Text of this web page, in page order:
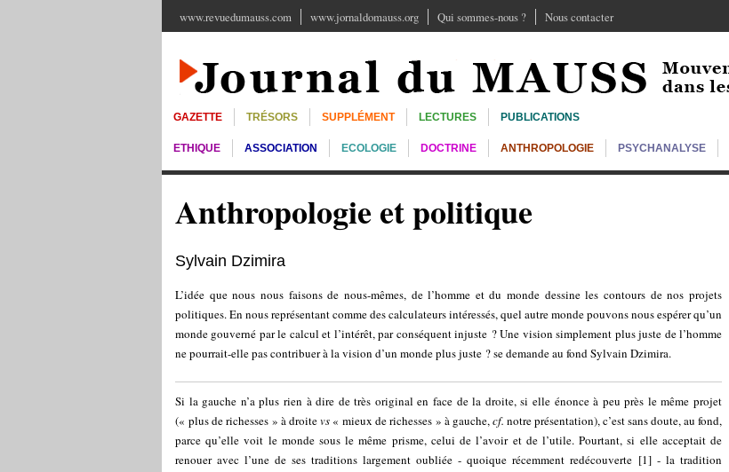
www.revuedumauss.com www.jornaldomauss.org Qui sommes-nous ? Nous contacter
GAZETTE TRÉSORS SUPPLÉMENT LECTURES PUBLICATIONS
ETHIQUE ASSOCIATION ECOLOGIE DOCTRINE ANTHROPOLOGIE PSYCHANALYSE
Anthropologie et politique
Sylvain Dzimira
L’idée que nous nous faisons de nous-mêmes, de l’homme et du monde dessine les contours de nos projets
politiques. En nous représentant comme des calculateurs intéressés, quel autre monde pouvons nous espérer qu’un
monde gouverné par le calcul et l’intérêt, par conséquent injuste ? Une vision simplement plus juste de l’homme
ne pourrait-elle pas contribuer à la vision d’un monde plus juste ? se demande au fond Sylvain Dzimira.
Si la gauche n’a plus rien à dire de très original en face de la droite, si elle énonce à peu près le même projet
(« plus de richesses » à droitevs « mieux de richesses » à gauche,cf. notreprésentation), c’est sans doute, au fond,
parce qu’elle voit le monde sous le même prisme, celui de l’avoir et de l’utile. Pourtant, si elle acceptait de
renouer avec l’une de ses traditions largement oubliée - quoique récemment redécouverte [1] - la tradition